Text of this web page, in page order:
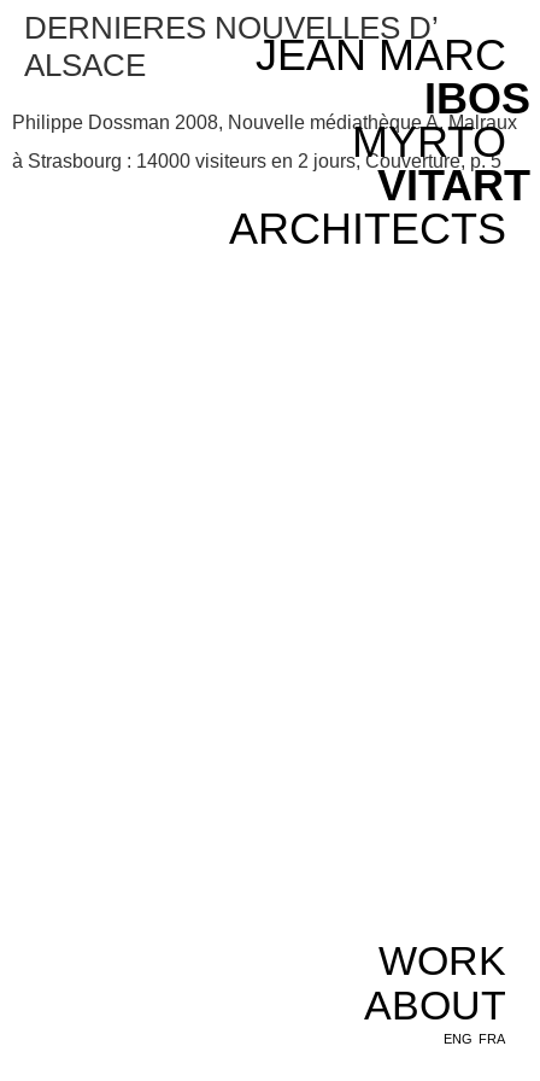
JEAN MARC
IBOS
MYRTO
VITART
ARCHITECTS
WORK
ABOUT
ENG FRA
DERNIERES NOUVELLES D’
ALSACE
Philippe Dossman 2008, Nouvelle médiathèque A. Malraux
à Strasbourg : 14000 visiteurs en 2 jours, Couverture, p. 5